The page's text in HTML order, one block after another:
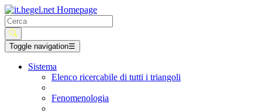
Toggle navigation☰
Sistema
Elenco ricercabile di tutti i triangoli
Fenomenologia